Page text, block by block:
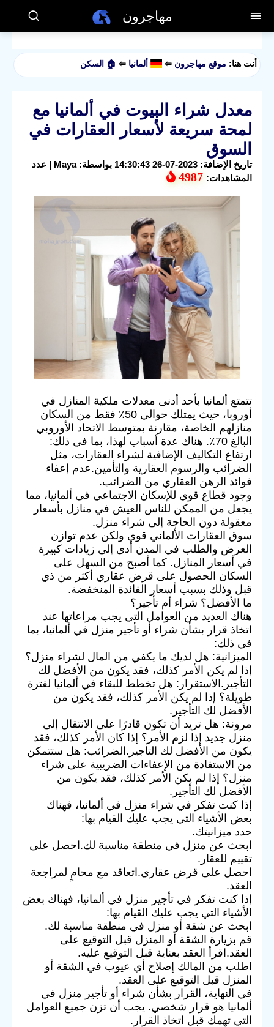
مهاجرون
أنت هنا: موقع مهاجرون ⇦ ألمانيا ⇦ 🏠 السكن
معدل شراء البيوت في ألمانيا مع
لمحة سريعة لأسعار العقارات في
السوق
تاريخ الإضافة: 2023-07-26 14:30:43 بواسطة: Maya | عدد
المشاهدات: 4987
تتمتع ألمانيا بأحد أدنى معدلات ملكية المنازل في
أوروبا، حيث يمتلك حوالي 50٪ فقط من السكان
منازلهم الخاصة، مقارنة بمتوسط الاتحاد الأوروبي
البالغ 70٪. هناك عدة أسباب لهذا، بما في ذلك:
ارتفاع التكاليف الإضافية لشراء العقارات، مثل
الضرائب والرسوم العقارية والتأمين.عدم إعفاء
فوائد الرهن العقاري من الضرائب.
وجود قطاع قوي للإسكان الاجتماعي في ألمانيا، مما
يجعل من الممكن للناس العيش في منازل بأسعار
معقولة دون الحاجة إلى شراء منزل.
سوق العقارات الألماني قوي ولكن عدم توازن
العرض والطلب في المدن أدى إلى زيادات كبيرة
في أسعار المنازل. كما أصبح من السهل على
السكان الحصول على قرض عقاري أكثر من ذي
قبل وذلك بسبب أسعار الفائدة المنخفضة.
ما الأفضل؟ شراء أم تأجير؟
هناك العديد من العوامل التي يجب مراعاتها عند
اتخاذ قرار بشأن شراء أو تأجير منزل في ألمانيا، بما
في ذلك:
الميزانية: هل لديك ما يكفي من المال لشراء منزل؟
إذا لم يكن الأمر كذلك، فقد يكون من الأفضل لك
التأجير.الاستقرار: هل تخطط للبقاء في ألمانيا لفترة
طويلة؟ إذا لم يكن الأمر كذلك، فقد يكون من
الأفضل لك التأجير.
مرونة: هل تريد أن تكون قادرًا على الانتقال إلى
منزل جديد إذا لزم الأمر؟ إذا كان الأمر كذلك، فقد
يكون من الأفضل لك التأجير.الضرائب: هل ستتمكن
من الاستفادة من الإعفاءات الضريبية على شراء
منزل؟ إذا لم يكن الأمر كذلك، فقد يكون من
الأفضل لك التأجير.
إذا كنت تفكر في شراء منزل في ألمانيا، فهناك
بعض الأشياء التي يجب عليك القيام بها:
حدد ميزانيتك.
ابحث عن منزل في منطقة مناسبة لك.احصل على
تقييم للعقار.
احصل على قرض عقاري.اتعاقد مع محامٍ لمراجعة
العقد.
إذا كنت تفكر في تأجير منزل في ألمانيا، فهناك بعض
الأشياء التي يجب عليك القيام بها:
ابحث عن شقة أو منزل في منطقة مناسبة لك.
قم بزيارة الشقة أو المنزل قبل التوقيع على
العقد.اقرأ العقد بعناية قبل التوقيع عليه.
اطلب من المالك إصلاح أي عيوب في الشقة أو
المنزل قبل التوقيع على العقد.
في النهاية، القرار بشأن شراء أو تأجير منزل في
ألمانيا هو قرار شخصي. يجب أن تزن جميع العوامل
التي تهمك قبل اتخاذ القرار.